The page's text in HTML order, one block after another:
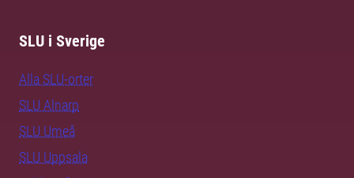
SLU i Sverige
Alla SLU-orter
SLU Alnarp
SLU Umeå
SLU Uppsala